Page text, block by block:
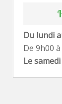
Du lundi
De 9h00
Le samedi